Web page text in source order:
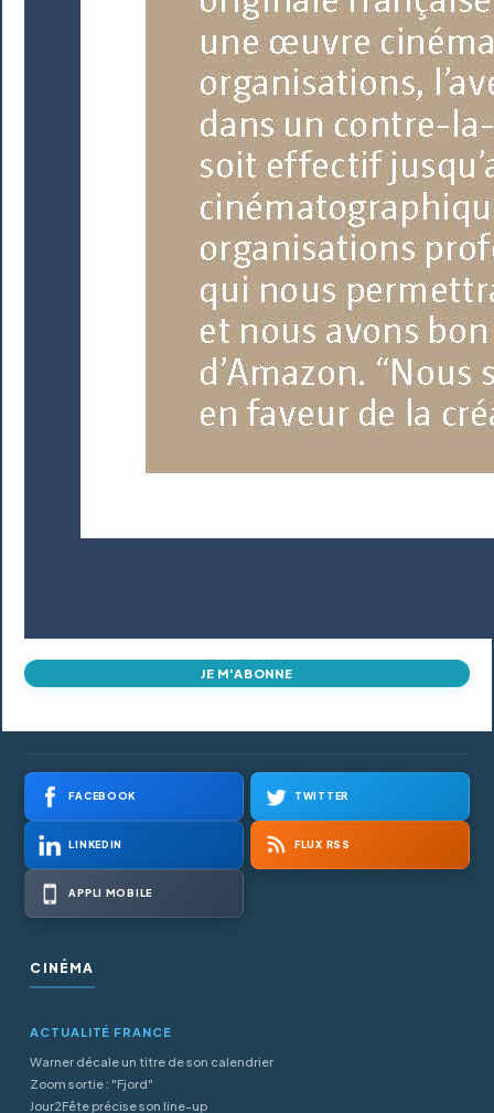
JE M'ABONNE
FACEBOOK TWITTER
LINKEDIN FLUX RSS
APPLI MOBILE
CINÉMA
ACTUALITÉ FRANCE
Warner décale un titre de son calendrier
Zoom sortie : "Fjord"
Jour2Fête précise son line-up